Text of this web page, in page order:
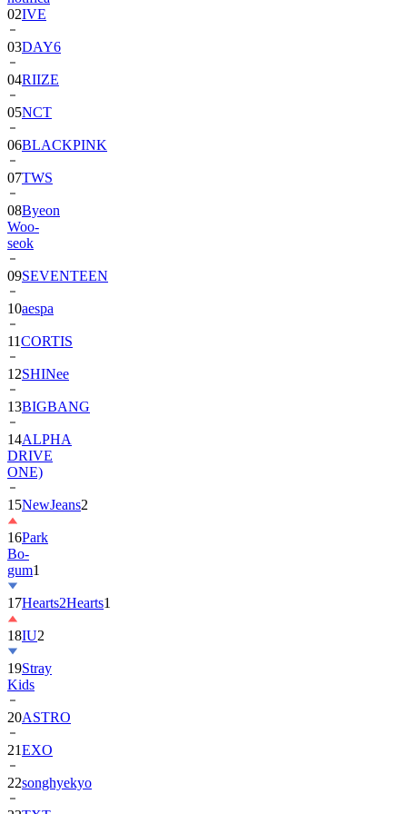
02IVE
03DAY6
04RIIZE
05NCT
06BLACKPINK
07TWS
08Byeon
Woo-
seok
09SEVENTEEN
10aespa
11CORTIS
12SHINee
13BIGBANG
14ALPHA
DRIVE
ONE)
15NewJeans2
16Park
Bo-
gum1
17Hearts2Hearts1
18IU2
19Stray
Kids
20ASTRO
21EXO
22songhyekyo